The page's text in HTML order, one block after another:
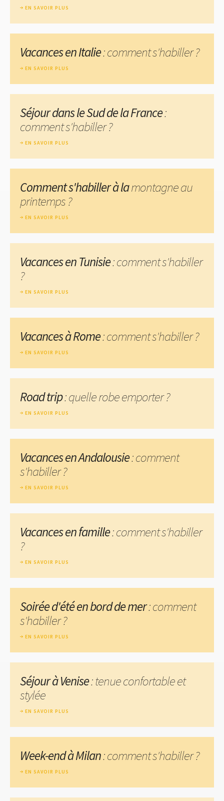
EN SAVOIR PLUS
Vacances en Italie: comment s'habiller ?
EN SAVOIR PLUS
Séjour dans le Sud de la France:
comment s'habiller ?
EN SAVOIR PLUS
Comment s'habiller à lamontagne au
printemps ?
EN SAVOIR PLUS
Vacances en Tunisie: comment s'habiller
?
EN SAVOIR PLUS
Vacances à Rome: comment s'habiller ?
EN SAVOIR PLUS
Road trip: quelle robe emporter ?
EN SAVOIR PLUS
Vacances en Andalousie: comment
s'habiller ?
EN SAVOIR PLUS
Vacances en famille: comment s'habiller
?
EN SAVOIR PLUS
Soirée d'été en bord de mer: comment
s'habiller ?
EN SAVOIR PLUS
Séjour à Venise: tenue confortable et
stylée
EN SAVOIR PLUS
Week-end à Milan: comment s'habiller ?
EN SAVOIR PLUS